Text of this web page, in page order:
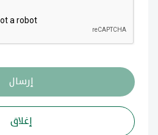
إرسال
إغلاق